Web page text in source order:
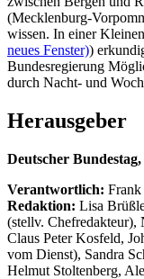
(Mecklenburg-
wissen. In einer
neues Fenster))
Bundesregierung
durch Nacht- und
Herausgeber
Deutscher
Verantwortlich: Frank
Redaktion: Lisa
(stellv. Chefredakteur),
Claus Peter Kosfeld,
vom Dienst), Sandra
Helmut Stoltenberg,